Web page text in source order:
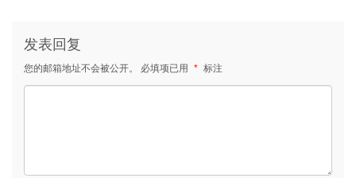
发表回复
您的邮箱地址不会被公开。 必填项已用 * 标注